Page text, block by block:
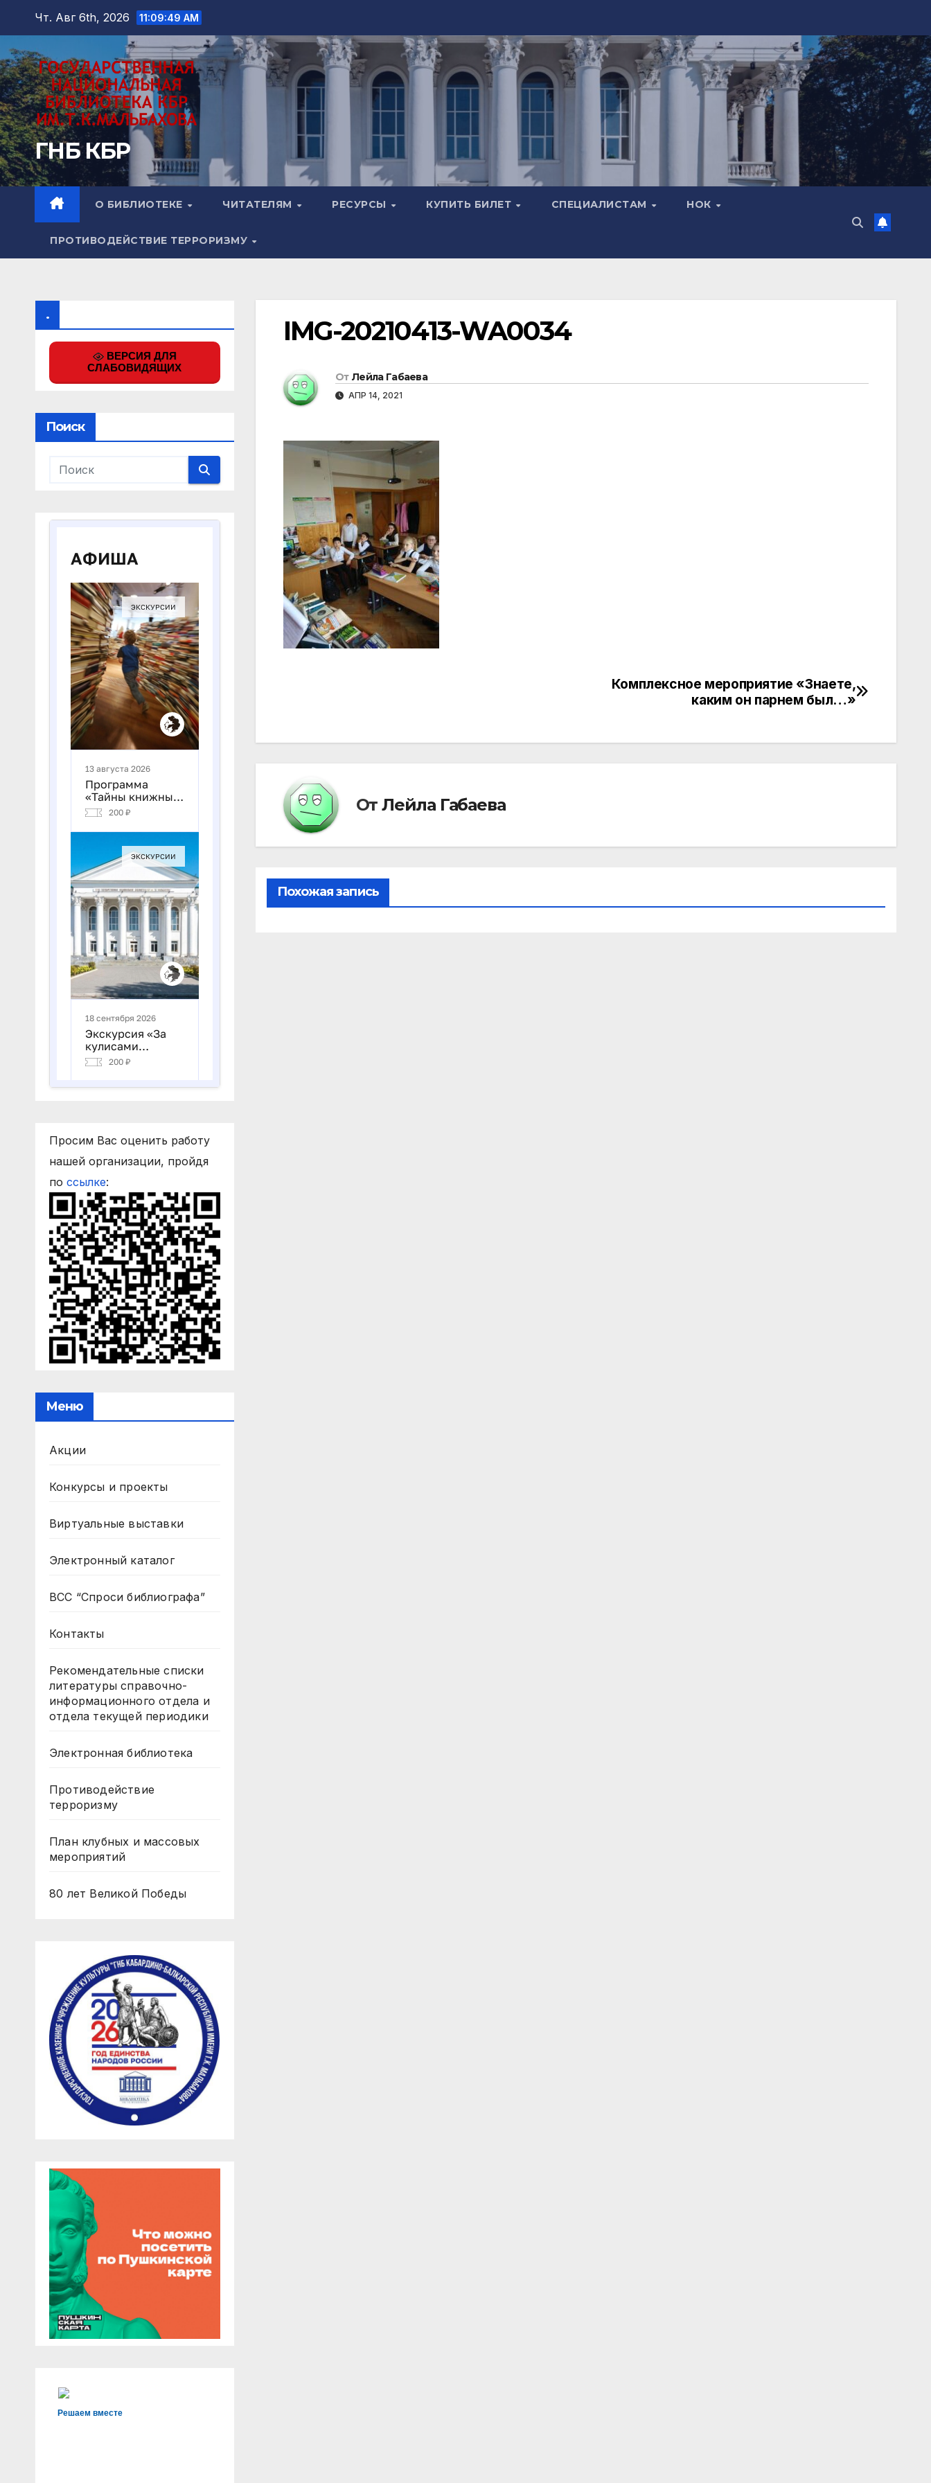
Перейти
содержимому
Чт. Авг 6th, 2026 11:09:50 AM
ГНБ КБР
О БИБЛИОТЕКЕ ЧИТАТЕЛЯМ РЕСУРСЫ КУПИТЬ БИЛЕТ СПЕЦИАЛИСТАМ НОК
ПРОТИВОДЕЙСТВИЕ ТЕРРОРИЗМУ
.
ВЕРСИЯ ДЛЯ
СЛАБОВИДЯЩИХ
Поиск
Просим Вас оценить работу
нашей организации, пройдя
по ссылке:
Меню
Акции
Конкурсы и проекты
Виртуальные выставки
Электронный каталог
ВСС “Спроси библиографа”
Контакты
Рекомендательные списки
литературы справочно-
информационного отдела и
отдела текущей периодики
Электронная библиотека
Противодействие
терроризму
План клубных и массовых
мероприятий
80 лет Великой Победы
Решаем вместе
IMG-20210413-WA0034
От Лейла Габаева
АПР 14, 2021
записям
Комплексное мероприятие «Знаете,
каким он парнем был…»
От Лейла Габаева
Похожая запись